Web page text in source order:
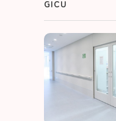
GICU